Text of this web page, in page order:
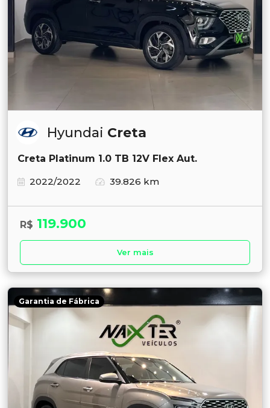
Hyundai Creta
Creta Platinum 1.0 TB 12V Flex Aut.
2022/2022
39.826 km
R$ 119.900
Ver mais
Garantia de Fábrica